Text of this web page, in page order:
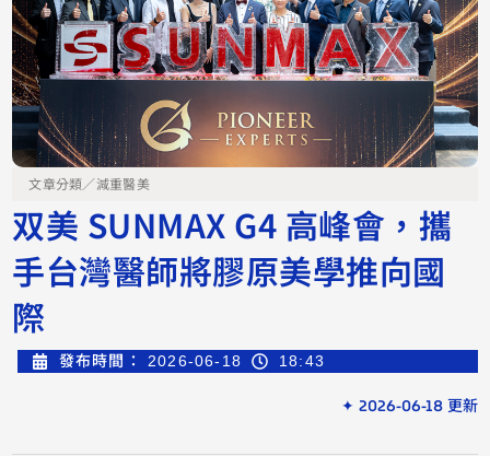
文章分類／減重醫美
双美 SUNMAX G4 高峰會，攜
手台灣醫師將膠原美學推向國
際
發布時間： 2026-06-18 18:43
✦ 2026-06-18 更新